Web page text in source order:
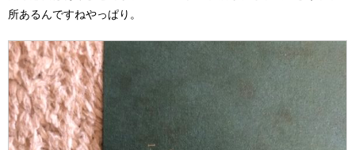
所あるんですねやっぱり。